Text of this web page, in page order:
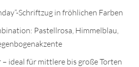
Schriftzug in fröhlichen Farben
Pastellrosa, Himmelblau,
– ideal für mittlere bis große Torten